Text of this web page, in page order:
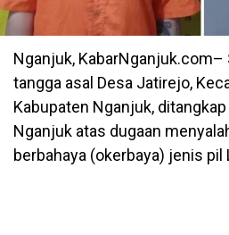
Nganjuk, KabarNganjuk.com–
tangga asal Desa Jatirejo,
Kabupaten Nganjuk,
Nganjuk atas dugaan
berbahaya (okerbaya) jenis pil